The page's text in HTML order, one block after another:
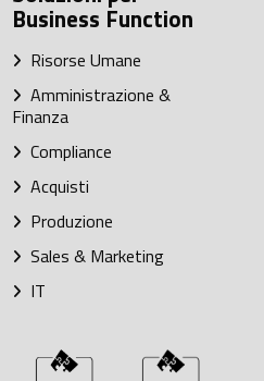
Business Function
Risorse Umane
Amministrazione &
Finanza
Compliance
Acquisti
Produzione
Sales & Marketing
IT